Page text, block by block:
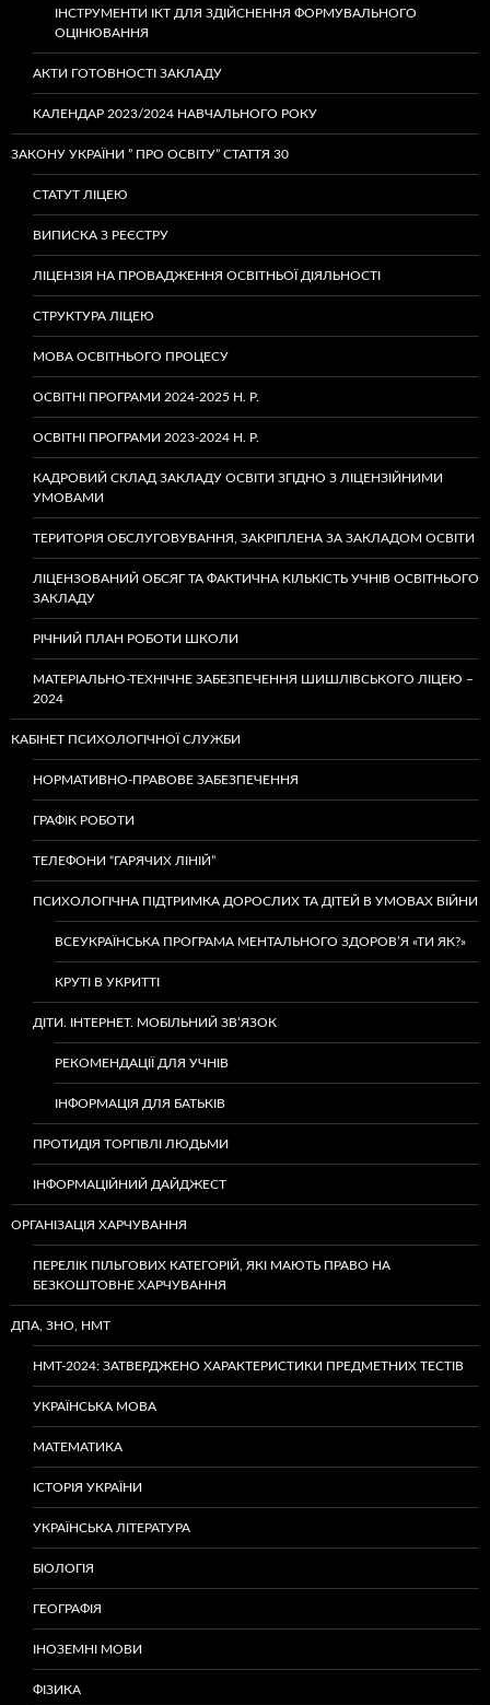
ІНСТРУМЕНТИ ІКТ ДЛЯ ЗДІЙСНЕННЯ ФОРМУВАЛЬНОГО
ОЦІНЮВАННЯ
АКТИ ГОТОВНОСТІ ЗАКЛАДУ
КАЛЕНДАР 2023/2024 НАВЧАЛЬНОГО РОКУ
ЗАКОНУ УКРАЇНИ ” ПРО ОСВІТУ” СТАТТЯ 30
СТАТУТ ЛІЦЕЮ
ВИПИСКА З РЕЄСТРУ
ЛІЦЕНЗІЯ НА ПРОВАДЖЕННЯ ОСВІТНЬОЇ ДІЯЛЬНОСТІ
СТРУКТУРА ЛІЦЕЮ
МОВА ОСВІТНЬОГО ПРОЦЕСУ
ОСВІТНІ ПРОГРАМИ 2024-2025 Н. Р.
ОСВІТНІ ПРОГРАМИ 2023-2024 Н. Р.
КАДРОВИЙ СКЛАД ЗАКЛАДУ ОСВІТИ ЗГІДНО З ЛІЦЕНЗІЙНИМИ
УМОВАМИ
ТЕРИТОРІЯ ОБСЛУГОВУВАННЯ, ЗАКРІПЛЕНА ЗА ЗАКЛАДОМ ОСВІТИ
ЛІЦЕНЗОВАНИЙ ОБСЯГ ТА ФАКТИЧНА КІЛЬКІСТЬ УЧНІВ ОСВІТНЬОГО
ЗАКЛАДУ
РІЧНИЙ ПЛАН РОБОТИ ШКОЛИ
МАТЕРІАЛЬНО-ТЕХНІЧНЕ ЗАБЕЗПЕЧЕННЯ ШИШЛІВСЬКОГО ЛІЦЕЮ –
2024
КАБІНЕТ ПСИХОЛОГІЧНОЇ СЛУЖБИ
НОРМАТИВНО-ПРАВОВЕ ЗАБЕЗПЕЧЕННЯ
ГРАФІК РОБОТИ
ТЕЛЕФОНИ “ГАРЯЧИХ ЛІНІЙ”
ПСИХОЛОГІЧНА ПІДТРИМКА ДОРОСЛИХ ТА ДІТЕЙ В УМОВАХ ВІЙНИ
ВСЕУКРАЇНСЬКА ПРОГРАМА МЕНТАЛЬНОГО ЗДОРОВ’Я «ТИ ЯК?»
КРУТІ В УКРИТТІ
ДІТИ. ІНТЕРНЕТ. МОБІЛЬНИЙ ЗВ’ЯЗОК
РЕКОМЕНДАЦІЇ ДЛЯ УЧНІВ
ІНФОРМАЦІЯ ДЛЯ БАТЬКІВ
ПРОТИДІЯ ТОРГІВЛІ ЛЮДЬМИ
ІНФОРМАЦІЙНИЙ ДАЙДЖЕСТ
ОРГАНІЗАЦІЯ ХАРЧУВАННЯ
ПЕРЕЛІК ПІЛЬГОВИХ КАТЕГОРІЙ, ЯКІ МАЮТЬ ПРАВО НА
БЕЗКОШТОВНЕ ХАРЧУВАННЯ
ДПА, ЗНО, НМТ
НМТ-2024: ЗАТВЕРДЖЕНО ХАРАКТЕРИСТИКИ ПРЕДМЕТНИХ ТЕСТІВ
УКРАЇНСЬКА МОВА
МАТЕМАТИКА
ІСТОРІЯ УКРАЇНИ
УКРАЇНСЬКА ЛІТЕРАТУРА
БІОЛОГІЯ
ГЕОГРАФІЯ
ІНОЗЕМНІ МОВИ
ФІЗИКА